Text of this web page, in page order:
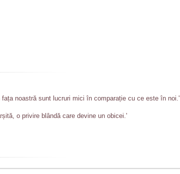
noastră sunt lucruri mici în comparație cu ce este în noi.'
o privire blândă care devine un obicei.'